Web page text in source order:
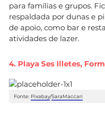
para famílias e grupos.
respaldada por dunas e
de apoio, como bar e
atividades de lazer.
4. Playa Ses Illetes,
Fonte: Pixabay/SaraMaccari